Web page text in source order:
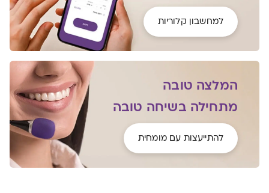
למחשבון קלוריות
המלצה טובה
מתחילה בשיחה טובה
להתייעצות עם מומחית